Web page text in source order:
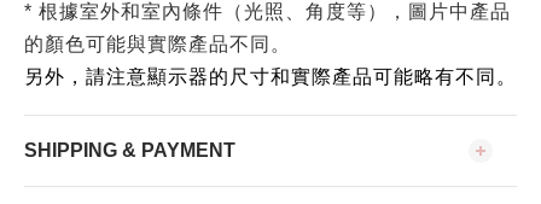
* 根據室外和室內條件（光照、角度等），圖片中產品
的顏色可能與實際產品不同。
另外，請注意顯示器的尺寸和實際產品可能略有不同。
SHIPPING & PAYMENT